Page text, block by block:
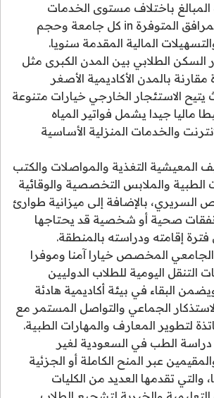
باختلاف مستوى الخدمات
والتقنيات والمرافق المتوفرة in كل جامعة وحجم
المالية المقدمة سنويا.
السكن الطلابي بين المدن الكبرى مثل
بالمدن الأكاديمية الأصغر
الاستئجار الخارجي خيارات متنوعة
ماليا جيدا يشمل فواتير المياه
والخدمات المنزلية الأساسية
المعيشية التغذية والمواصلات والكتب
الطبية والملابس التخصصية والوقائية
السريري، بالإضافة إلى ميزانية طوارئ
صحية أو شخصية قد يحتاجها
إقامته ودراسته بالمنطقة.
المخصص خيارا آمنا وموفرا
التنقل اليومية للطلاب الدوليين
البقاء في بيئة أكاديمية هادئة
الجماعي والتواصل المستمر مع
لتطوير المعارف والمهارات الطبية.
الطب في السعودية لغير
عبر المنح الكاملة أو الجزئية
والتي تقدمها العديد من الكليات